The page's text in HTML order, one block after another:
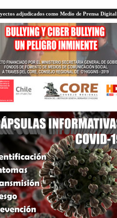
adjudicados como Medio de Prensa Digital